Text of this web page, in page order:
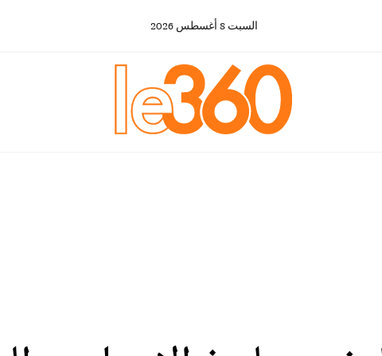
السبت 8 أغسطس 2026